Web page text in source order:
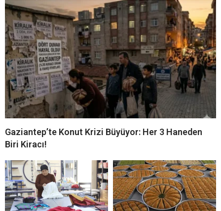
Gaziantep’te Konut Krizi Büyüyor: Her 3 Haneden
Biri Kiracı!